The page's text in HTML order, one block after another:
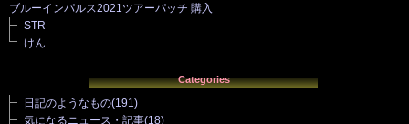
ブルーインパルス2021ツアーパッチ 購入
STR
けん
Categories
日記のようなもの(191)
気になるニュース・記事(18)